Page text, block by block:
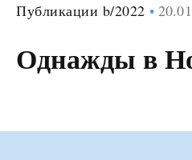
Публикации b/2022
Однажды в